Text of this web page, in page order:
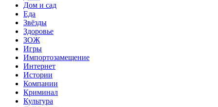
Дом и сад
Еда
Звёзды
Здоровье
ЗОЖ
Игры
Импортозамещение
Интернет
Истории
Компании
Криминал
Культура